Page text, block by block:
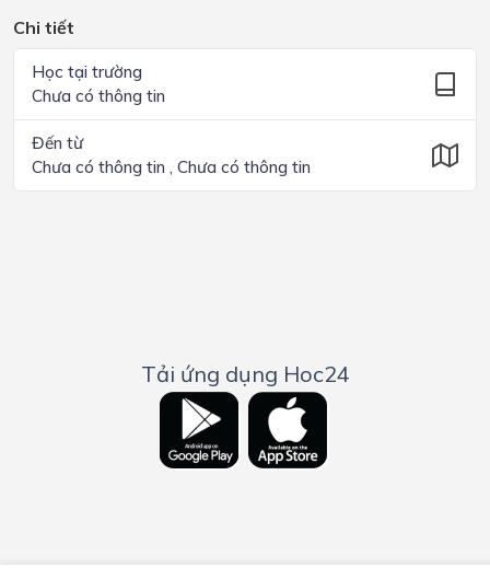
Chi tiết
Học tại trường
Chưa có thông tin
Đến từ
Chưa có thông tin , Chưa có thông tin
Tải ứng dụng Hoc24